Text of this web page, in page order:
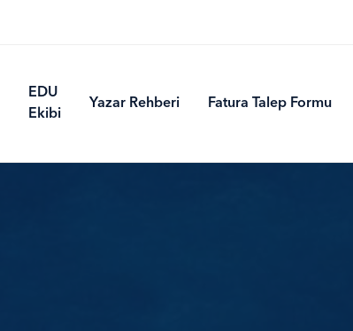
EDU
Ekibi
Yazar Rehberi Fatura Talep Formu